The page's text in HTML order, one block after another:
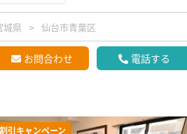
城県 仙台市青葉区
お問合わせ 電話する
割引キャンペーン